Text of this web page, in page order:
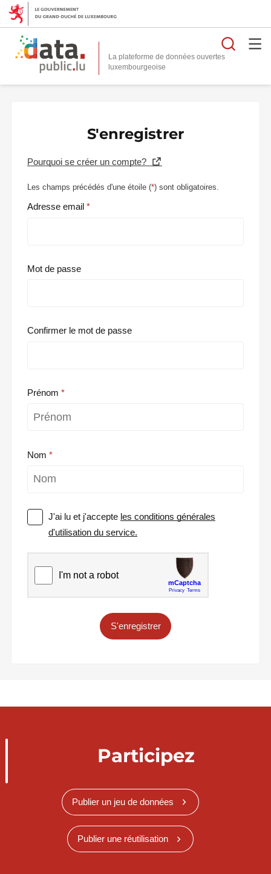
La plateforme de données ouvertes
S'enregistrer
Pourquoi se créer un compte?
Les champs précédés d'une étoile (*) sont obligatoires.
Adresse email
Mot de passe
Confirmer le mot de passe
Prénom
Nom
J'ai lu et j'accepte les conditions générales
d'utilisation du service.
S'enregistrer
Participez
Publier un jeu de données
Publier une réutilisation